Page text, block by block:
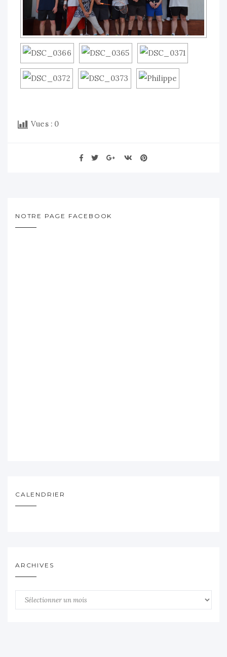
Vues : 0
NOTRE PAGE FACEBOOK
CALENDRIER
ARCHIVES
Archives